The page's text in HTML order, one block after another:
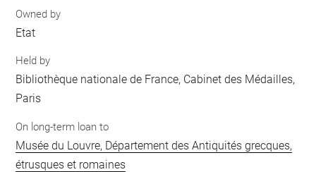
Owned by
Etat
Held by
Bibliothèque nationale de France, Cabinet des Médailles,
Paris
On long-term loan to
Musée du Louvre, Département des Antiquités grecques,
étrusques et romaines